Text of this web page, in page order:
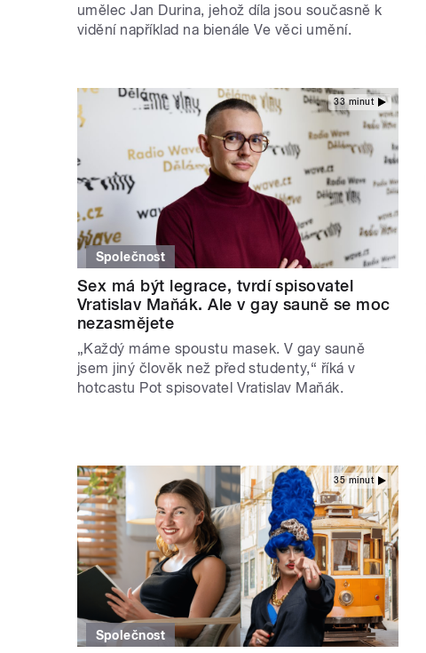
umělec Jan Durina, jehož díla jsou současně k
vidění například na bienále Ve věci umění.
33 minut
Společnost
Sex má být legrace, tvrdí spisovatel
Vratislav Maňák. Ale v gay sauně se moc
nezasmějete
„Každý máme spoustu masek. V gay sauně
jsem jiný člověk než před studenty,“ říká v
hotcastu Pot spisovatel Vratislav Maňák.
35 minut
Společnost